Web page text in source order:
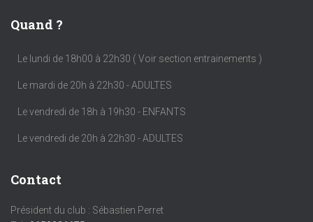
Quand ?
Le lundi de 18h00 à 22h30 ( Voir section entrainements )
Le mardi de 20h à 22h30 - ADULTES
Le vendredi de 18h à 19h30 - ENFANTS
Le vendredi de 20h à 22h30 - ADULTES
Contact
Président du club : Sébastien Perret